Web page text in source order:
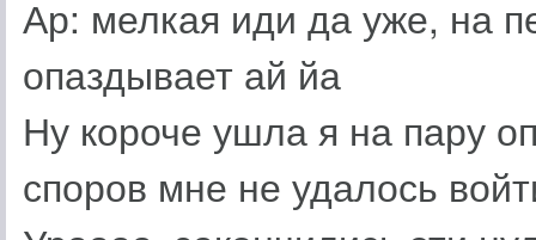
Ар: мелкая иди да уже, на
опаздывает ай йа
Ну короче ушла я на пару
споров мне не удалось